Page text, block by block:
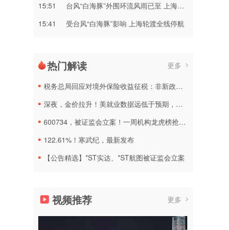
15:51
台风“白海豚”外围环流风雨已至 上海浙江局地将有特大暴雨
15:41
受台风“白海豚”影响 上海轮渡全线停航
热门解读 更多
税务总局回应对境外保险收益征税：非新政策，无需过度解读
深夜，金价拉升！美就业数据远低于预期，加息或生变
600734，被证监会立案！一周机构龙虎榜抢筹名单出炉
122.61%！寒武纪，最新发布
【公告精选】*ST实达、*ST航图被证监会立案
视频推荐 更多